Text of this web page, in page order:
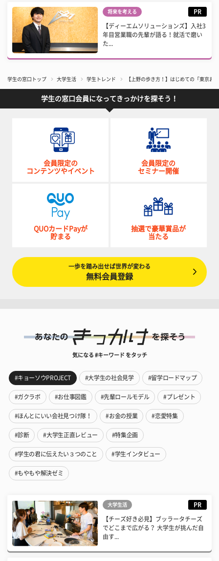
将来を考える PR
【ディーエムソリューションズ】入社3
年目営業職の先輩が語る！就活で磨い
た...
学生の窓口トップ 大学生活 学生トレンド 【上野の歩き方！】はじめての「東京お
学生の窓口会員になってきっかけを探そう！
会員限定の
コンテンツやイベント
会員限定の
セミナー開催
QUOカードPayが
貯まる
抽選で豪華賞品が
当たる
一歩を踏み出せば世界が変わる
無料会員登録
気になる #キーワード をタッチ
#キョーソウPROJECT #大学生の社会見学 #留学ロードマップ
#ガクラボ #お仕事図鑑 #先輩ロールモデル #プレゼント
#ほんとにいい会社見つけ隊！ #お金の授業 #恋愛特集
#診断 #大学生正直レビュー #特集企画
#学生の君に伝えたい３つのこと #学生インタビュー
#もやもや解決ゼミ
大学生活 PR
【チーズ好き必見】ブッラータチーズ
でどこまで広がる？ 大学生が挑んだ自
由す...